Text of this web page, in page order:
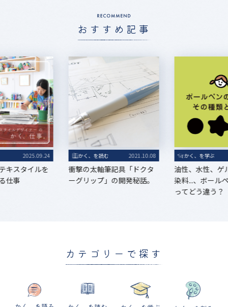
おすすめ記事
2025.09.24
キスタイルを
仕事
かく、を読む 2021.10.08
衝撃の太軸筆記具「ドクタ
ーグリップ」の開発秘話。
かく、を学ぶ
油性、水性、ゲ
染料...、ボール
ってどう違う？
カテゴリーで探す